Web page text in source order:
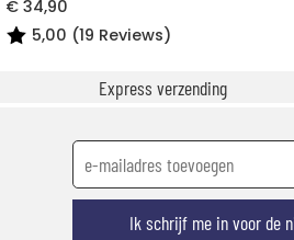
€ 34,90
5,00 (19 Reviews)
Express verzending
Ik schrijf me in voor de